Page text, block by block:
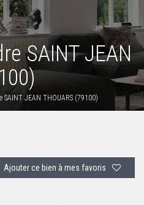
SAINT JEAN THOUARS (79100)
SAINT JEAN
Ajouter ce bien à mes favoris